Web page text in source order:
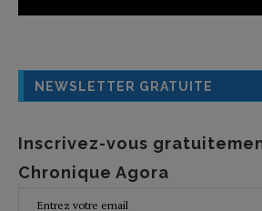
NEWSLETTER GRATUITE
Inscrivez-vous
Chronique Agora